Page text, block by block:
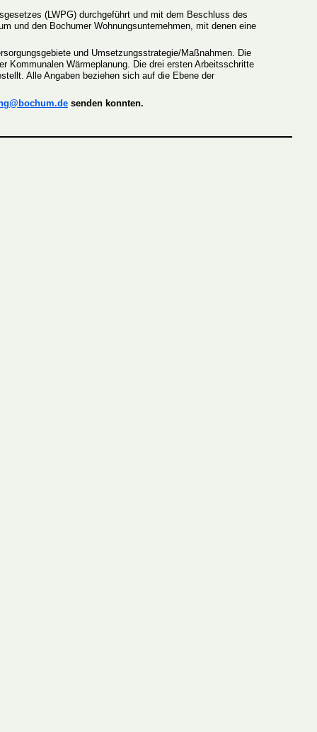
(LWPG) durchgeführt und mit dem Beschluss des
und den Bochumer Wohnungsunternehmen, mit denen eine
und Umsetzungsstrategie/Maßnahmen. Die
Kommunalen Wärmeplanung. Die drei ersten Arbeitsschritte
Alle Angaben beziehen sich auf die Ebene der
senden konnten.